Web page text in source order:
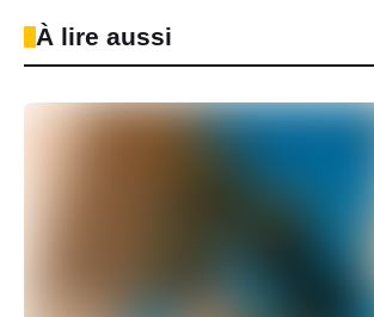
À lire aussi